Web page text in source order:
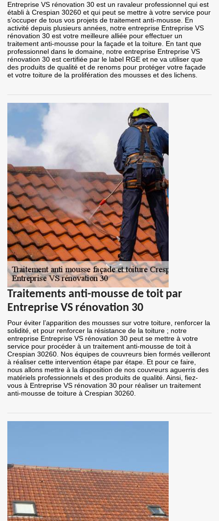
Entreprise VS rénovation 30 est un ravaleur professionnel qui est
établi à Crespian 30260 et qui peut se mettre à votre service pour
s’occuper de tous vos projets de traitement anti-mousse. En
activité depuis plusieurs années, notre entreprise Entreprise VS
rénovation 30 est votre meilleure alliée pour effectuer un
traitement anti-mousse pour la façade et la toiture. En tant que
professionnel dans le domaine, notre entreprise Entreprise VS
rénovation 30 est certifiée par le label RGE et ne va utiliser que
des produits de qualité et de renoms pour protéger votre façade
et votre toiture de la prolifération des mousses et des lichens.
Traitements anti-mousse de toit par
Entreprise VS rénovation 30
Pour éviter l’apparition des mousses sur votre toiture, renforcer la
solidité, et pour renforcer la résistance de la toiture ; notre
entreprise Entreprise VS rénovation 30 peut se mettre à votre
service pour procéder à un traitement anti-mousse de toit à
Crespian 30260. Nos équipes de couvreurs bien formés veilleront
à réaliser cette intervention étape par étape. Et pour ce faire,
nous allons mettre à la disposition de nos couvreurs aguerris des
matériels professionnels et des produits de qualité. Ainsi, fiez-
vous à Entreprise VS rénovation 30 pour réaliser un traitement
anti-mousse de toiture à Crespian 30260.